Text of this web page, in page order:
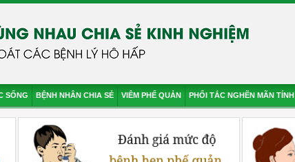
SỐNG BỆNH NHÂN CHIA SẺ VIÊM PHẾ QUẢN PHỔI TẮC NGHẼN MÃN TÍNH